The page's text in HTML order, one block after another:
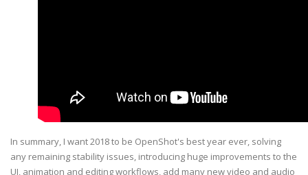
In summary, I want 2018 to be OpenShot's best year ever, solving
any remaining stability issues, introducing huge improvements to the
UI, animation and editing workflows, add many new video and audio